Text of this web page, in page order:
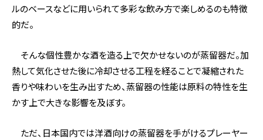
ルのベースなどに用いられて多彩な飲み方で楽しめるのも特徴
的だ。
そんな個性豊かな酒を造る上で欠かせないのが蒸留器だ。加
熱して気化させた後に冷却させる工程を経ることで凝縮された
香りや味わいを生み出すため、蒸留器の性能は原料の特性を生
かす上で大きな影響を及ぼす。
ただ、日本国内では洋酒向けの蒸留器を手がけるプレーヤー